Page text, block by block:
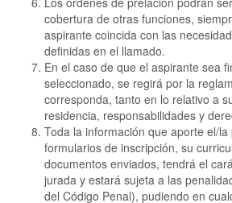
cobertura de otras funciones,
aspirante coincida con las
definidas en el llamado.
En el caso de que el aspirante sea
seleccionado, se regirá por la
corresponda, tanto en lo relativo a
residencia, responsabilidades y
Toda la información que aporte el/
formularios de inscripción, su
documentos enviados, tendrá el
jurada y estará sujeta a las
del Código Penal), pudiendo en